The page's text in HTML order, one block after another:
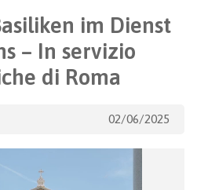
im Dienst
– In servizio
di Roma
02/06/2025